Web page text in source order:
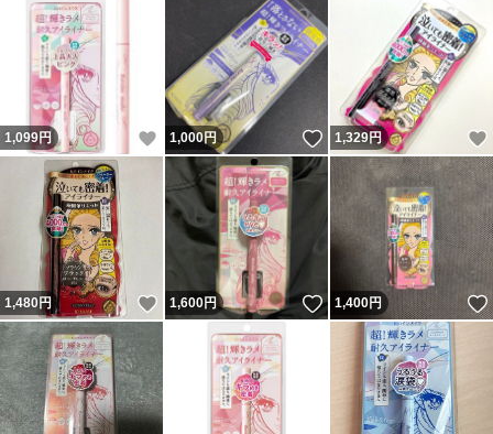
1,099円 いいね！
1,000円 いいね！
1,329円
1,480円 いいね！
1,600円 いいね！
1,400円